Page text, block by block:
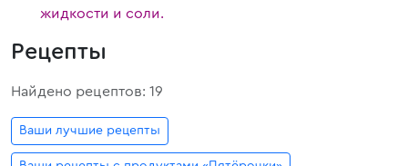
жидкости и соли.
Рецепты
Найдено рецептов: 19
Ваши лучшие рецепты